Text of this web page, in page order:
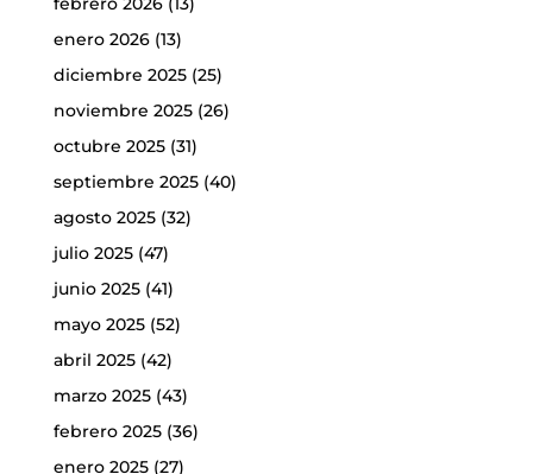
enero 2026(13)
diciembre 2025(25)
noviembre 2025(26)
octubre 2025(31)
septiembre 2025(40)
agosto 2025(32)
julio 2025(47)
junio 2025(41)
mayo 2025(52)
abril 2025(42)
marzo 2025(43)
febrero 2025(36)
enero 2025(27)